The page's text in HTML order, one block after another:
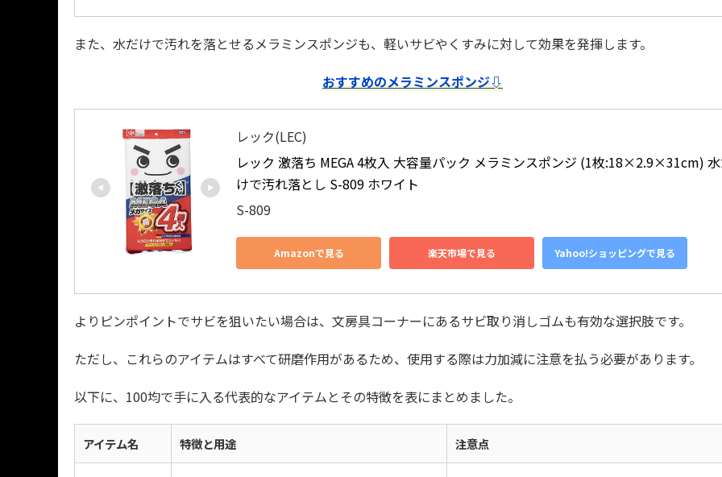
また、水だけで汚れを落とせるメラミンスポンジも、軽いサビやくすみに対して効果を発揮します。
おすすめのメラミンスポンジ⇩
レック(LEC)
レック 激落ち MEGA 4枚入 大容量パック メラミンスポンジ (1枚:18×2.9×31cm)
けで汚れ落とし S-809 ホワイト
S-809
Amazonで見る 楽天市場で見る Yahoo!ショッピングで見る
よりピンポイントでサビを狙いたい場合は、文房具コーナーにあるサビ取り消しゴムも有効な選択肢です。
ただし、これらのアイテムはすべて研磨作用があるため、使用する際は力加減に注意を払う必要があります。
以下に、100均で手に入る代表的なアイテムとその特徴を表にまとめました。
アイテム名 特徴と用途 注意点